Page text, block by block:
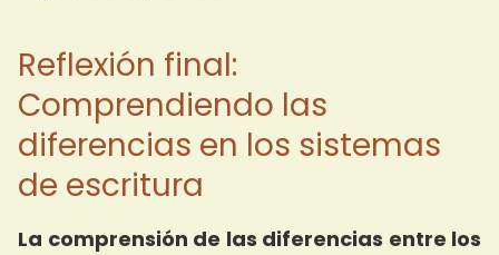
Reflexión final:
Comprendiendo las
diferencias en los sistemas
de escritura
La comprensión de las diferencias entre los